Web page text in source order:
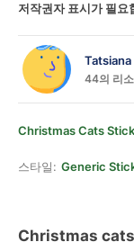
저작권자 표시가 필요
44의 리
Christmas Cats
스타일: Generic
Christmas cats